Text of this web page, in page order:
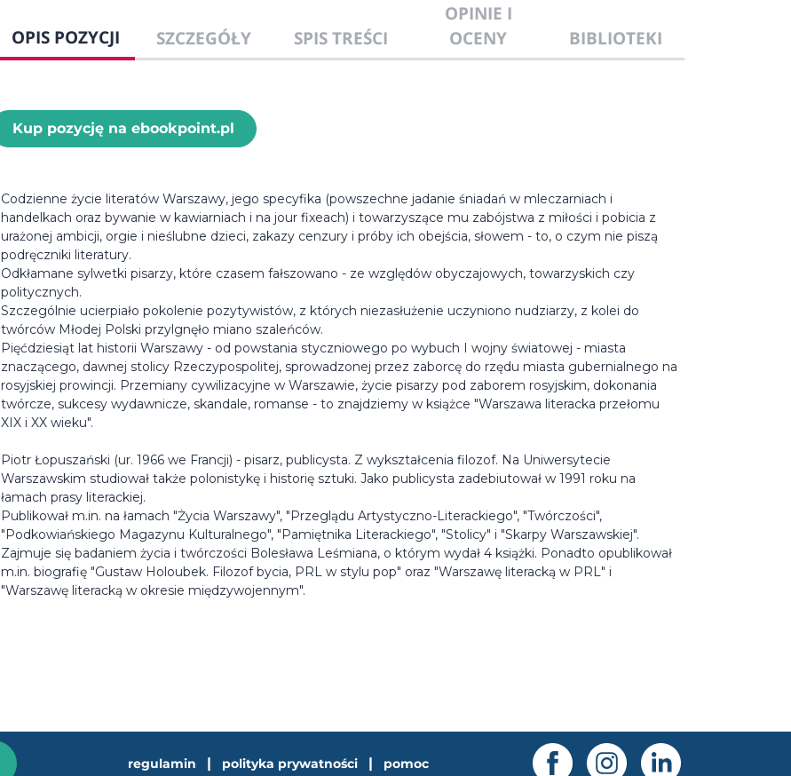
OPIS POZYCJI SZCZEGÓŁY SPIS TREŚCI
OPINIE I
OCENY
BIBLIOTEKI
Kup pozycję na ebookpoint.pl
Codzienne życie literatów Warszawy, jego specyfika (powszechne jadanie śniadań w mleczarniach i
handelkach oraz bywanie w kawiarniach i na jour fixeach) i towarzyszące mu zabójstwa z miłości i pobicia z
urażonej ambicji, orgie i nieślubne dzieci, zakazy cenzury i próby ich obejścia, słowem - to, o czym nie piszą
podręczniki literatury.
Odkłamane sylwetki pisarzy, które czasem fałszowano - ze względów obyczajowych, towarzyskich czy
politycznych.
Szczególnie ucierpiało pokolenie pozytywistów, z których niezasłużenie uczyniono nudziarzy, z kolei do
twórców Młodej Polski przylgnęło miano szaleńców.
Pięćdziesiąt lat historii Warszawy - od powstania styczniowego po wybuch I wojny światowej - miasta
znaczącego, dawnej stolicy Rzeczypospolitej, sprowadzonej przez zaborcę do rzędu miasta gubernialnego na
rosyjskiej prowincji. Przemiany cywilizacyjne w Warszawie, życie pisarzy pod zaborem rosyjskim, dokonania
twórcze, sukcesy wydawnicze, skandale, romanse - to znajdziemy w książce "Warszawa literacka przełomu
XIX i XX wieku".
Piotr Łopuszański (ur. 1966 we Francji) - pisarz, publicysta. Z wykształcenia filozof. Na Uniwersytecie
Warszawskim studiował także polonistykę i historię sztuki. Jako publicysta zadebiutował w 1991 roku na
łamach prasy literackiej.
Publikował m.in. na łamach "Życia Warszawy", "Przeglądu Artystyczno-Literackiego", "Twórczości",
"Podkowiańskiego Magazynu Kulturalnego", "Pamiętnika Literackiego", "Stolicy" i "Skarpy Warszawskiej".
Zajmuje się badaniem życia i twórczości Bolesława Leśmiana, o którym wydał 4 książki. Ponadto opublikował
m.in. biografię "Gustaw Holoubek. Filozof bycia, PRL w stylu pop" oraz "Warszawę literacką w PRL" i
"Warszawę literacką w okresie międzywojennym".
regulamin | polityka prywatności | pomoc